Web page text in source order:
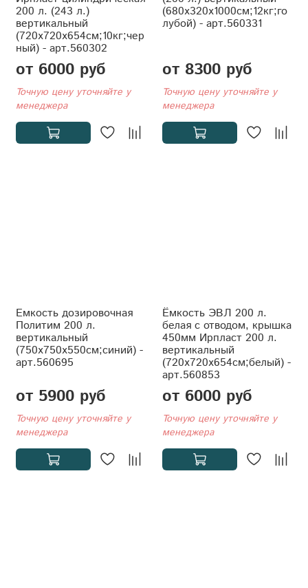
200 л. (243 л.)
вертикальный
(720x720x654см;10кг;чер
ный) - арт.560302
от 6000 руб
Точную цену уточняйте у
менеджера
(680x320x1000см;12кг;го
лубой) - арт.560331
от 8300 руб
Точную цену уточняйте у
менеджера
Емкость дозировочная
Политим 200 л.
вертикальный
(750x750x550см;синий) -
арт.560695
от 5900 руб
Точную цену уточняйте у
менеджера
Ёмкость ЭВЛ 200 л.
белая с отводом, крышка
450мм Ирпласт 200 л.
вертикальный
(720x720x654см;белый) -
арт.560853
от 6000 руб
Точную цену уточняйте у
менеджера